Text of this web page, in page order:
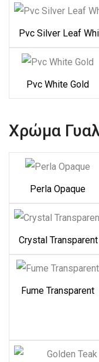
Pvc Silver Leaf
Pvc White Gold
Χρώμα
Perla Opaque
Crystal Transparent
Fume Transparent